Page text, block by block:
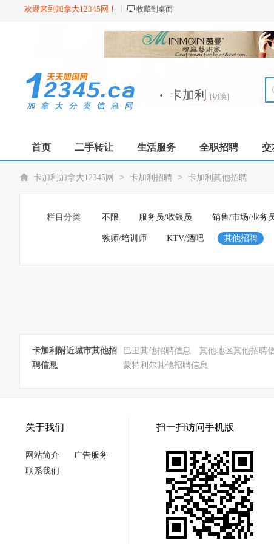
欢迎来到加拿大12345网！ 收藏到桌面
· 卡加利 [切换]
首页 二手转让 生活服务 全职招聘 交
卡加利加拿大12345网 > 卡加利招聘 > 卡加利其他招聘
栏目分类 不限 服务员/收银员 销售/市场/业务
教师/培训师 KTV/酒吧 其他招聘
卡加利附近城市其他招
聘信息
巴里其他招聘信息 其他地区其他招聘
蒙特利尔其他招聘信息
关于我们
网站简介
广告服务
联系我们
扫一扫访问手机版